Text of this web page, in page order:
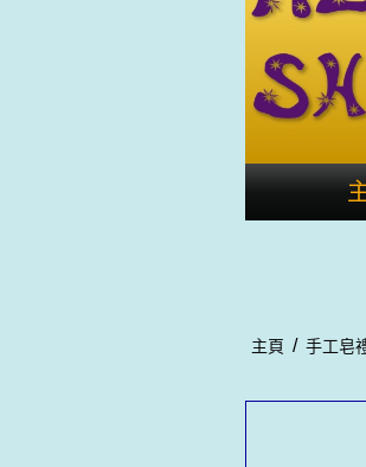
主頁 / 手工皂